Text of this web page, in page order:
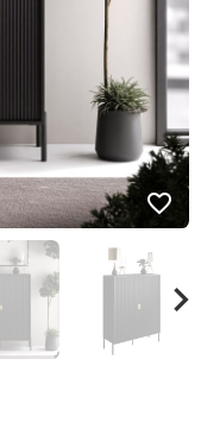
favorite_border